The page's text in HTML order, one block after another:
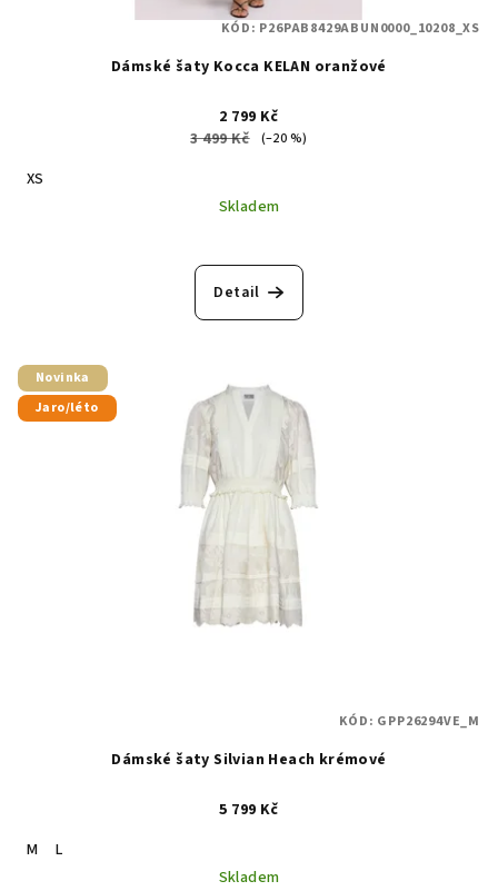
Dámské šaty Kocca KELAN oranžové
2 799 Kč
3 499 Kč
(–20 %)
XS
Skladem
Detail
KÓD: P26PAB8429ABUN0000_10208_XS
Novinka
Jaro/léto
Dámské šaty Silvian Heach krémové
5 799 Kč
M
L
Skladem
KÓD: GPP26294VE_M